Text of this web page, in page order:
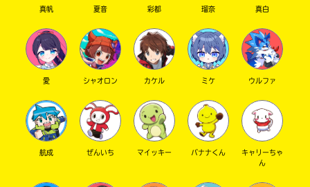
真帆 夏音 彩都 瑠奈 真白
愛 シャオロン カケル ミケ ウルファ
航成 ぜんいち マイッキー バナナくん
キャリーちゃ
ん